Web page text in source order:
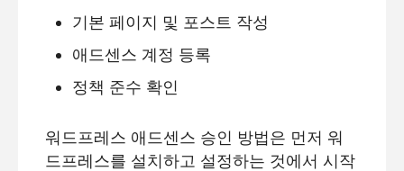
기본 페이지 및 포스트 작성
애드센스 계정 등록
정책 준수 확인
워드프레스 애드센스 승인 방법은 먼저 워
드프레스를 설치하고 설정하는 것에서 시작